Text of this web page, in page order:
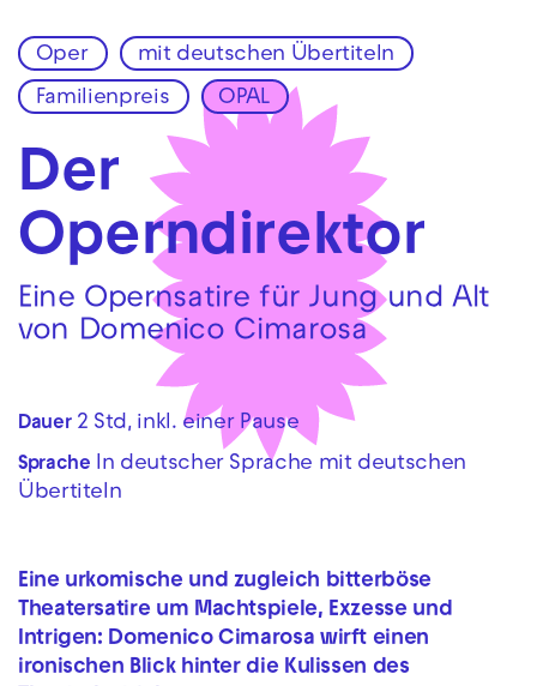
Zur Hauptnavigation springen
Zum Hauptinhalt springen Zum Footer springen
Oper mit deutschen Übertiteln
Familienpreis OPAL
Der
Operndirektor
Eine Opernsatire für Jung und Alt
von Domenico Cimarosa
Dauer 2 Std, inkl. einer Pause
Sprache In deutscher Sprache mit deutschen
Übertiteln
Eine urkomische und zugleich bitterböse
Theatersatire um Machtspiele, Exzesse und
Intrigen: Domenico Cimarosa wirft einen
ironischen Blick hinter die Kulissen des